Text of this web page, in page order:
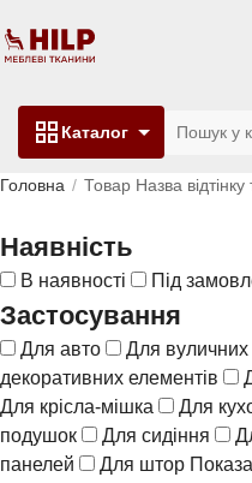
Каталог
Головна Товар Назва відтінку
Наявність
В наявності Під
Застосування
Для авто Для вуличних
декоративних елементів
Для крісла-мішка
Для
подушок
Для сидіння
панелей
Для штор